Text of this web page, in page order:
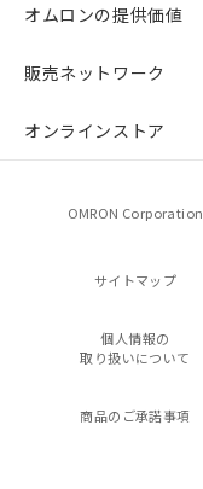
オムロンの提供価値
販売ネットワーク
オンラインストア
OMRON Corporation
サイトマップ
個人情報の
取り扱いについて
商品のご承諾事項